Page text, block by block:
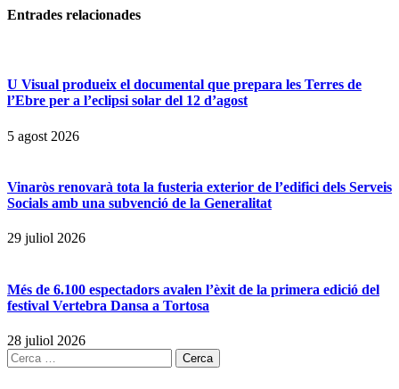
Entrades relacionades
U Visual produeix el documental que prepara les Terres de
l’Ebre per a l’eclipsi solar del 12 d’agost
5 agost 2026
Vinaròs renovarà tota la fusteria exterior de l’edifici dels Serveis
Socials amb una subvenció de la Generalitat
29 juliol 2026
Més de 6.100 espectadors avalen l’èxit de la primera edició del
festival Vertebra Dansa a Tortosa
28 juliol 2026
Cerca: